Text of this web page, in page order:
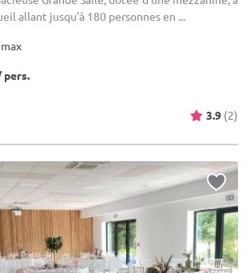
allant jusqu'à 180 personnes en ...
pers.
3.9 (2)